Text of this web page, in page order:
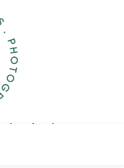
de vie